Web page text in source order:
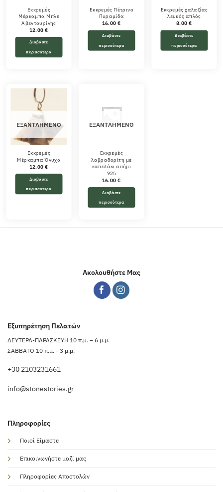
Εκκρεμές
Μέρκαμπα Μπλε
Αβεντουρίνης
12.00€
Διαβάστε
περισσότερα
Εκκρεμές Πέτρινο
Πυραμίδα
16.00€
Διαβάστε
περισσότερα
Εκκρεμές χαλαζίας
λευκός απλός
8.00 €
Διαβάστε
περισσότερα
ΕΞΑΝΤΛΗΜΈΝΟ
Εκκρεμές
Μέρκαμπα Όνυχα
12.00€
Διαβάστε
περισσότερα
ΕΞΑΝΤΛΗΜΈΝΟ
Εκκρεμές
λαβραδορίτη με
καπελάκι ασήμι
925
16.00€
Διαβάστε
περισσότερα
Ακολουθήστε Μας
Εξυπηρέτηση Πελατών
ΔΕΥΤΕΡΑ-ΠΑΡΑΣΚΕΥΗ 10 π.μ. – 6 μ.μ.
ΣΑΒΒΑΤΟ 10 π.μ. - 3 μ.μ.
+30 2103231661
info@stonestories.gr
Πληροφορίες
Ποιοί Είμαστε
Επικοινωνήστε μαζί μας
Πληροφορίες Αποστολών